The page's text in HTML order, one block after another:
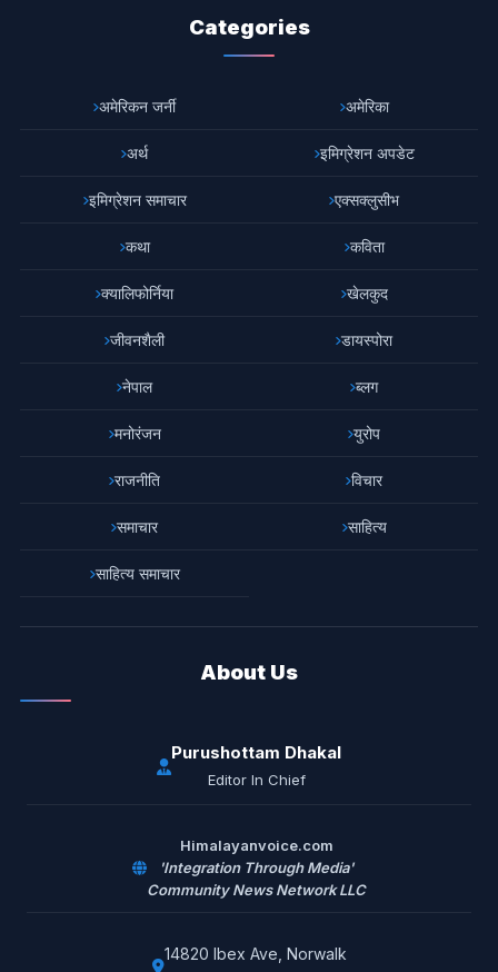
Categories
अमेरिकन जर्नी अमेरिका
अर्थ इमिग्रेशन अपडेट
इमिग्रेशन समाचार एक्सक्लुसीभ
कथा कविता
क्यालिफोर्निया खेलकुद
जीवनशैली डायस्पोरा
नेपाल ब्लग
मनोरंजन युरोप
राजनीति विचार
समाचार साहित्य
साहित्य समाचार
About Us
Purushottam Dhakal
Editor In Chief
Himalayanvoice.com
'Integration Through Media'
Community News Network LLC
14820 Ibex Ave, Norwalk